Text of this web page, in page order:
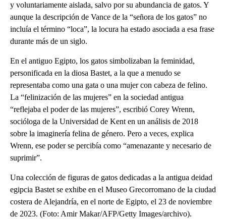
y voluntariamente aislada, salvo por su abundancia de gatos. Y
aunque la descripción de Vance de la “señora de los gatos” no
incluía el término “loca”, la locura ha estado asociada a esa frase
durante más de un siglo.
En el antiguo Egipto, los gatos simbolizaban la feminidad,
personificada en la diosa Bastet, a la que a menudo se
representaba como una gata o una mujer con cabeza de felino.
La “felinización de las mujeres” en la sociedad antigua
“reflejaba el poder de las mujeres”, escribió Corey Wrenn,
socióloga de la Universidad de Kent en un análisis de 2018
sobre la imaginería felina de género. Pero a veces, explica
Wrenn, ese poder se percibía como “amenazante y necesario de
suprimir”.
Una colección de figuras de gatos dedicadas a la antigua deidad
egipcia Bastet se exhibe en el Museo Grecorromano de la ciudad
costera de Alejandría, en el norte de Egipto, el 23 de noviembre
de 2023. (Foto: Amir Makar/AFP/Getty Images/archivo).